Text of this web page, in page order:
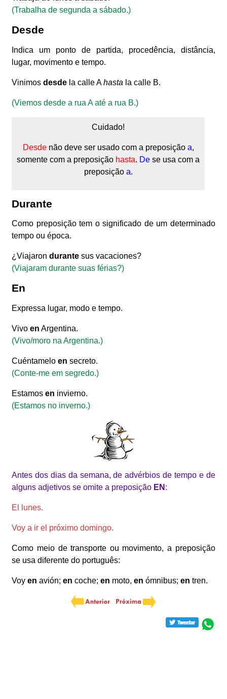
(Trabalha de segunda a sábado.)
Desde
Indica um ponto de partida, procedência, distância,
lugar, movimento e tempo.
Vinimosdesde la calle Ahasta la calle B.
(Viemos desde a rua A até a rua B.)
Cuidado!
Desdenão deve ser usado com a preposição a,
somente com a preposição hasta. De se usa com a
preposição a.
Durante
Como preposição tem o significado de um determinado
tempo ou época.
¿Viajarondurante sus vacaciones?
(Viajaram durante suas férias?)
En
Expressa lugar, modo e tempo.
Vivoen Argentina.
(Vivo/moro na Argentina.)
Cuéntameloen secreto.
(Conte-me em segredo.)
Estamosen invierno.
(Estamos no inverno.)
Antes dos dias da semana, de advérbios de tempo e de
alguns adjetivos se omite a preposição EN :
El lunes.
Voy a ir el próximo domingo.
Como meio de transporte ou movimento, a preposição
se usa diferente do português:
Voyen avión;en coche;en moto,en ómnibus;en tren.